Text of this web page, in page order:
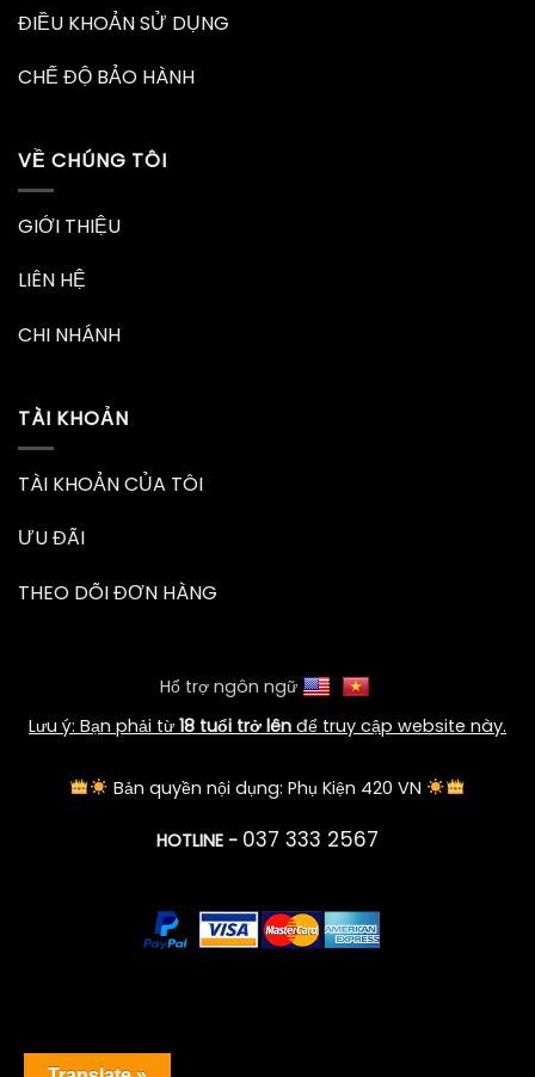
ĐIỀU KHOẢN SỬ DỤNG
CHẾ ĐỘ BẢO HÀNH
VỀ CHÚNG TÔI
GIỚI THIỆU
LIÊN HỆ
CHI NHÁNH
TÀI KHOẢN
TÀI KHOẢN CỦA TÔI
ƯU ĐÃI
THEO DÕI ĐƠN HÀNG
Hổ trợ ngôn ngữ
Lưu ý: Bạn phải từ 18 tuổi trở lên để truy cập website này.
Bản quyền nội dụng: Phụ Kiện 420 VN
HOTLINE - 037 333 2567